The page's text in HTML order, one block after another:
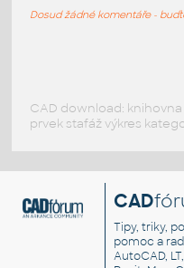
HELUZ
Dosud žádné komentáře -
CAD download:
prvek stafáž výkres
CAD
Tipy, triky,
pomoc a
AutoCAD,